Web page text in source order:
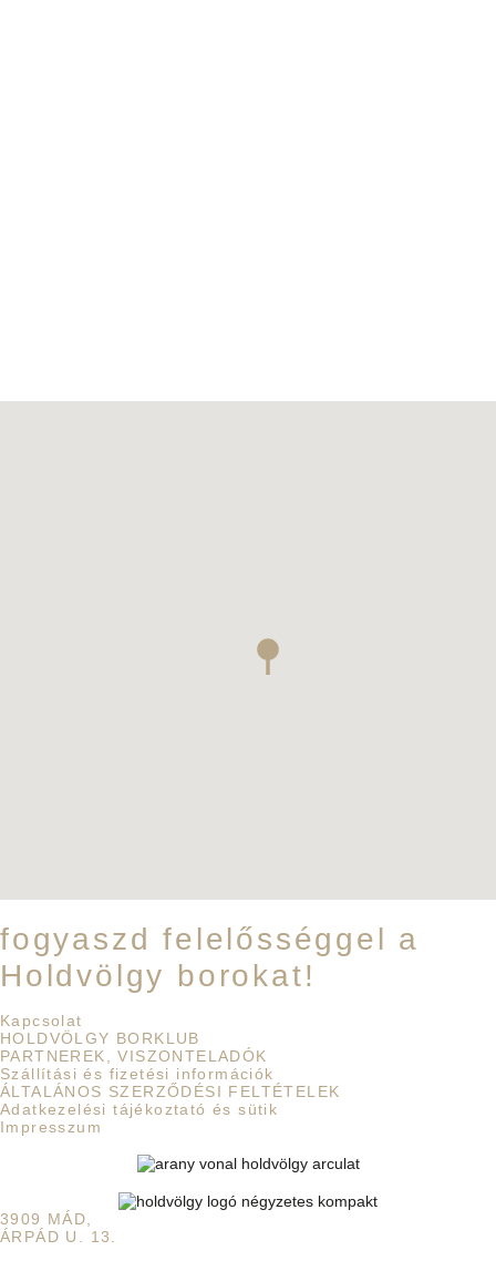
fogyaszd felelősséggel a
Holdvölgy borokat!
Kapcsolat
HOLDVÖLGY BORKLUB
PARTNEREK, VISZONTELADÓK
Szállítási és fizetési információk
ÁLTALÁNOS SZERZŐDÉSI FELTÉTELEK
Adatkezelési tájékoztató és sütik
Impresszum
3909 MÁD,
ÁRPÁD U. 13.